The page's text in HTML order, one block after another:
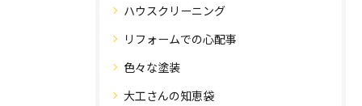
ハウスクリーニング
リフォームでの心配事
色々な塗装
大工さんの知恵袋